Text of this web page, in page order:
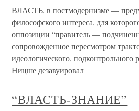
ВЛАСТЬ, в постмодернизме —
философского интереса, для
оппозиции “правитель —
сопровожденное пересмотром
идеологического,
Ницше дезавуировал
“ВЛАСТЬ-ЗНАНИЕ”